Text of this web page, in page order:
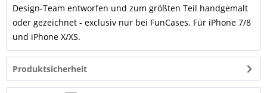
Design-Team entworfen und zum größten Teil handgemalt
oder gezeichnet - exclusiv nur bei FunCases. Für iPhone 7/8
und iPhone X/XS.
Produktsicherheit